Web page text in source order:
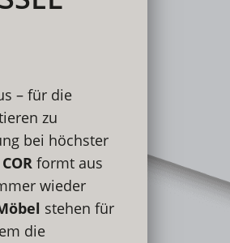
– für die
zu
bei höchster
COR formt aus
wieder
stehen für
die